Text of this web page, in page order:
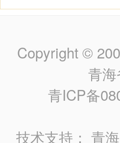
Copyright ©
青
青ICP备
技术支持：青